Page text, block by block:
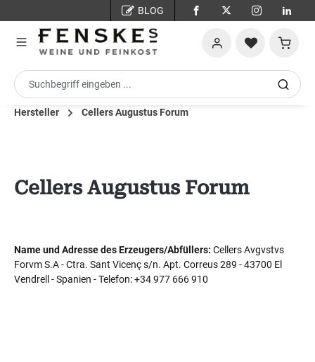
BLOG
Hersteller Cellers Augustus Forum
Cellers Augustus Forum
Name und Adresse des Erzeugers/Abfüllers: Cellers Avgvstvs
Forvm S.A - Ctra. Sant Vicenç s/n. Apt. Correus 289 - 43700 El
Vendrell - Spanien - Telefon: +34 977 666 910